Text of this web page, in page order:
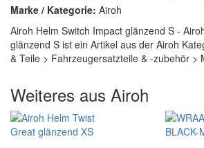
Marke / Kategorie: Airoh
Airoh Helm Switch Impact glänzend S -
glänzend S ist ein Artikel aus der Airoh
& Teile > Fahrzeugersatzteile & -zubehör >
Weiteres aus Airoh